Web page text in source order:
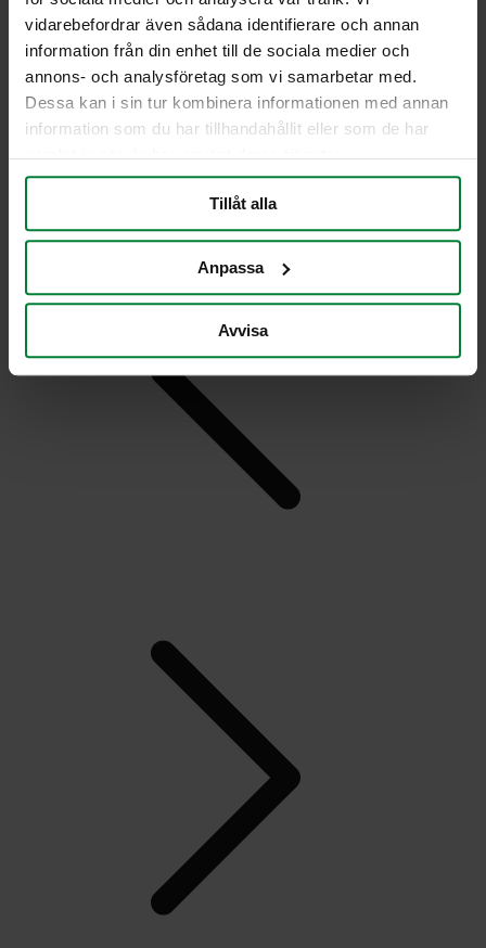
vidarebefordrar även sådana identifierare och annan
information från din enhet till de sociala medier och
annons- och analysföretag som vi samarbetar med.
Dessa kan i sin tur kombinera informationen med annan
information som du har tillhandahållit eller som de har
samlat in när du har använt deras tjänster.
Tillåt alla
Anpassa
Avvisa